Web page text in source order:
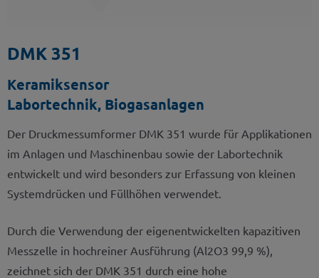
DMK 351
Keramiksensor
Labortechnik, Biogasanlagen
Der Druckmessumformer DMK 351 wurde für Applikationen
im Anlagen und Maschinenbau sowie der Labortechnik
entwickelt und wird besonders zur Erfassung von kleinen
Systemdrücken und Füllhöhen verwendet.
Durch die Verwendung der eigenentwickelten kapazitiven
Messzelle in hochreiner Ausführung (Al2O3 99,9 %),
zeichnet sich der DMK 351 durch eine hohe